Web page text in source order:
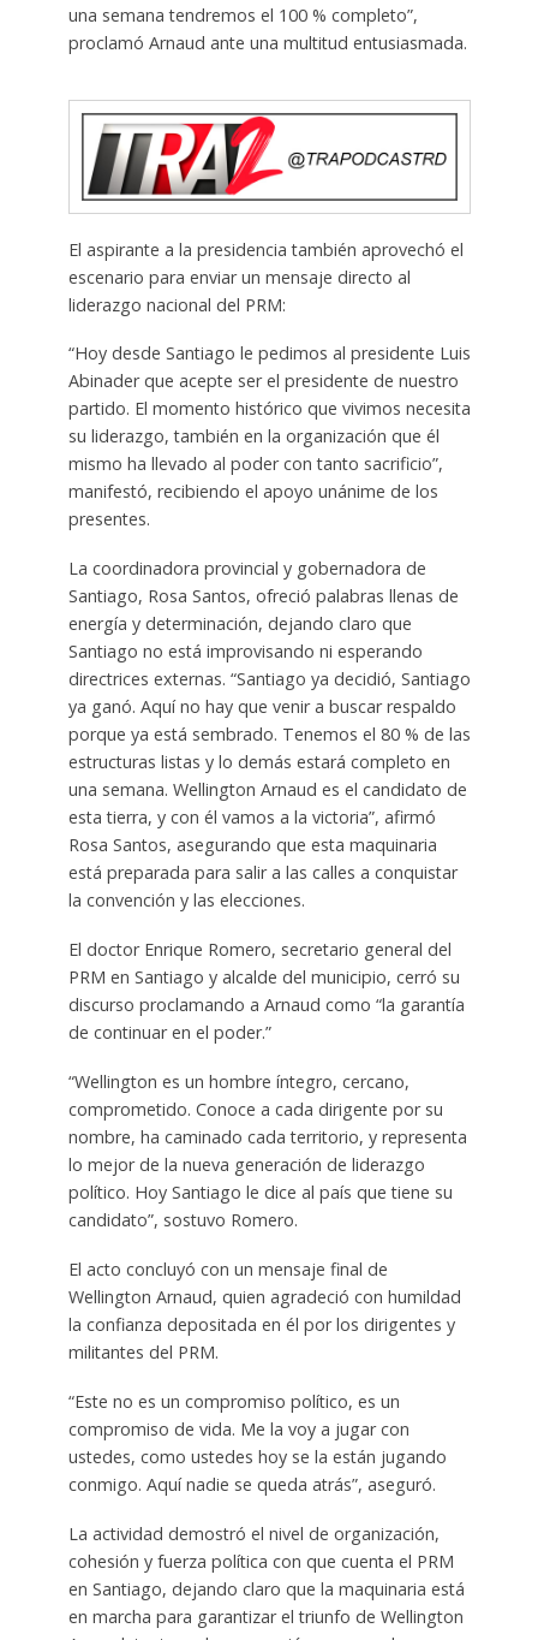
una semana tendremos el 100 % completo”,
proclamó Arnaud ante una multitud entusiasmada.
El aspirante a la presidencia también aprovechó el
escenario para enviar un mensaje directo al
liderazgo nacional del PRM:
“Hoy desde Santiago le pedimos al presidente Luis
Abinader que acepte ser el presidente de nuestro
partido. El momento histórico que vivimos necesita
su liderazgo, también en la organización que él
mismo ha llevado al poder con tanto sacrificio”,
manifestó, recibiendo el apoyo unánime de los
presentes.
La coordinadora provincial y gobernadora de
Santiago, Rosa Santos, ofreció palabras llenas de
energía y determinación, dejando claro que
Santiago no está improvisando ni esperando
directrices externas. “Santiago ya decidió, Santiago
ya ganó. Aquí no hay que venir a buscar respaldo
porque ya está sembrado. Tenemos el 80 % de las
estructuras listas y lo demás estará completo en
una semana. Wellington Arnaud es el candidato de
esta tierra, y con él vamos a la victoria”, afirmó
Rosa Santos, asegurando que esta maquinaria
está preparada para salir a las calles a conquistar
la convención y las elecciones.
El doctor Enrique Romero, secretario general del
PRM en Santiago y alcalde del municipio, cerró su
discurso proclamando a Arnaud como “la garantía
de continuar en el poder.”
“Wellington es un hombre íntegro, cercano,
comprometido. Conoce a cada dirigente por su
nombre, ha caminado cada territorio, y representa
lo mejor de la nueva generación de liderazgo
político. Hoy Santiago le dice al país que tiene su
candidato”, sostuvo Romero.
El acto concluyó con un mensaje final de
Wellington Arnaud, quien agradeció con humildad
la confianza depositada en él por los dirigentes y
militantes del PRM.
“Este no es un compromiso político, es un
compromiso de vida. Me la voy a jugar con
ustedes, como ustedes hoy se la están jugando
conmigo. Aquí nadie se queda atrás”, aseguró.
La actividad demostró el nivel de organización,
cohesión y fuerza política con que cuenta el PRM
en Santiago, dejando claro que la maquinaria está
en marcha para garantizar el triunfo de Wellington